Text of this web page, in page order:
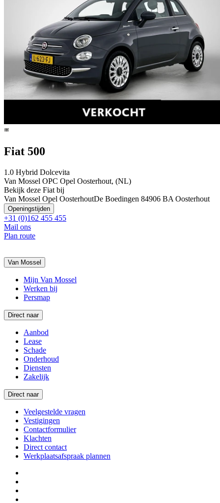
Fiat 500
1.0 Hybrid Dolcevita
Van Mossel OPC Opel Oosterhout, (NL)
Bekijk deze Fiat bij
Van Mossel Opel OosterhoutDe Boedingen 84906 BA Oosterhout
Openingstijden
+31 (0)162 455 455
Mail ons
Plan route
Van Mossel
Mijn Van Mossel
Werken bij
Persmap
Direct naar
Aanbod
Lease
Schade
Onderhoud
Diensten
Zakelijk
Direct naar
Veelgestelde vragen
Vestigingen
Contactformulier
Klachten
Direct contact
Werkplaatsafspraak plannen